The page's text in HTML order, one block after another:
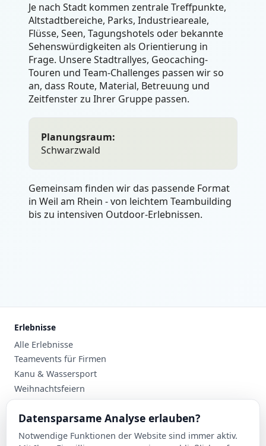
Je nach Stadt kommen zentrale Treffpunkte,
Altstadtbereiche, Parks, Industrieareale,
Flüsse, Seen, Tagungshotels oder bekannte
Sehenswürdigkeiten als Orientierung in
Frage. Unsere Stadtrallyes, Geocaching-
Touren und Team-Challenges passen wir so
an, dass Route, Material, Betreuung und
Zeitfenster zu Ihrer Gruppe passen.
Planungsraum:
Schwarzwald
Gemeinsam finden wir das passende Format
in Weil am Rhein - von leichtem Teambuilding
bis zu intensiven Outdoor-Erlebnissen.
Erlebnisse
Alle Erlebnisse
Teamevents für Firmen
Kanu & Wassersport
Weihnachtsfeiern
Planung
Events nach Stadt
Datensparsame Analyse erlauben?
Notwendige Funktionen der Website sind immer aktiv.